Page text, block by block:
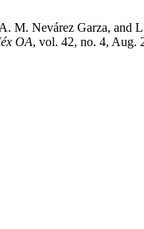
M. Nevárez Garza, and
OA, vol. 42, no. 4, Aug.